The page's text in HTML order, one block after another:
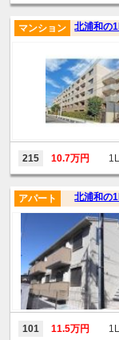
北浦和の
マンション
215 10.7万円
北浦和の
アパート
101 11.5万円